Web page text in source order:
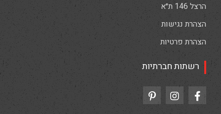
הרצל 146 ת״א
הצהרת נגישות
הצהרת פרטיות
רשתות חברתיות